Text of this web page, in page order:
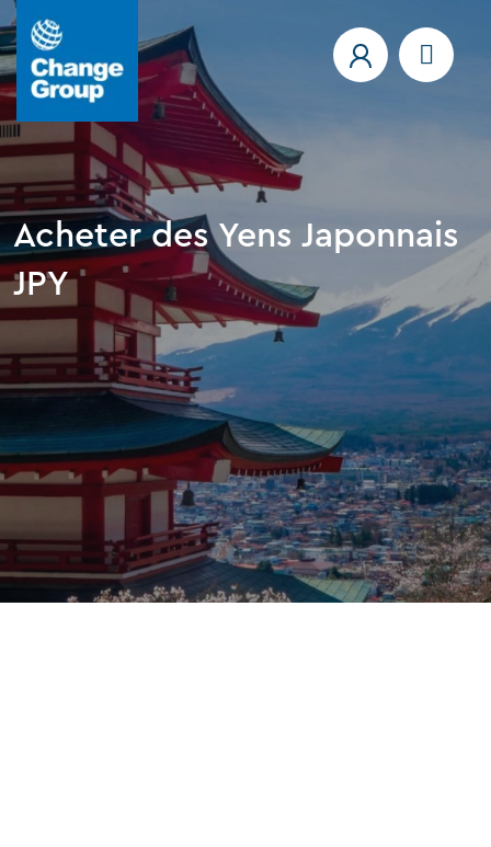
Acheter des Yens Japonnais
JPY